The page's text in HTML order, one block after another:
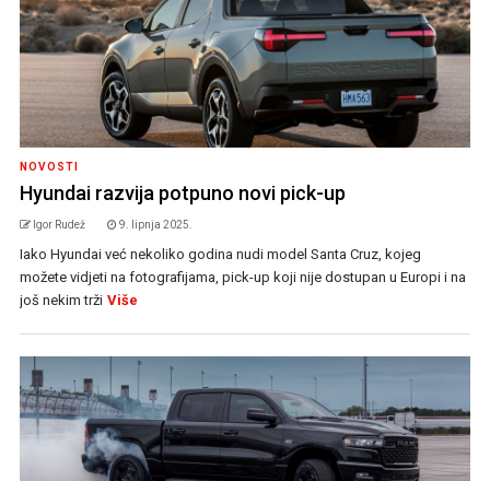
NOVOSTI
Hyundai razvija potpuno novi pick-up
Igor Rudež 9. lipnja 2025.
Iako Hyundai već nekoliko godina nudi model Santa Cruz, kojeg
možete vidjeti na fotografijama, pick-up koji nije dostupan u Europi i na
još nekim trži Više